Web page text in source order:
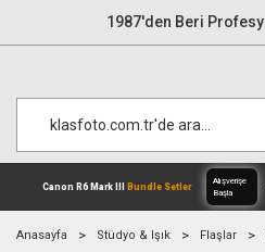
1987'den Beri
Anasayfa Stüdyo & Işık Flaşlar